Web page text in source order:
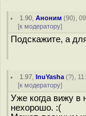
1.90 ,Аноним (90),
[к модератору]
Подскажите, а
1.97 ,InuYasha (?),
[к модератору]
Уже когда вижу в
нехорошо. :(